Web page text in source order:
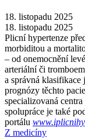
18. listopadu 2025
18. listopadu 2025
Plicní hypertenze
morbiditou a
–⁠ od onemocnění
arteriální či
a správná klasifikace
prognózy těchto
specializovaná
spolupráce je také
portálu
Z medicíny